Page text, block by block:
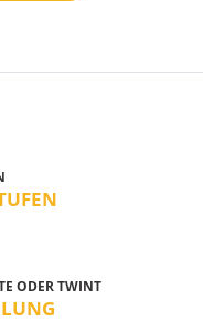
ODER TWINT